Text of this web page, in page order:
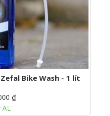
Bike Wash - 1 lít
₫